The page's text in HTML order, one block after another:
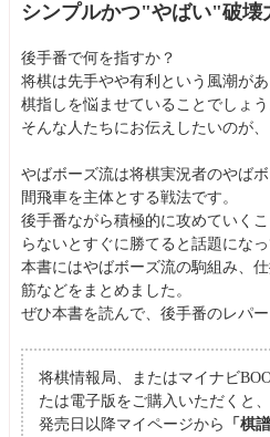
シンプルかつ"やばい"破壊
後手番で何を指すか？
将棋は先手やや有利という風潮が
棋指しを悩ませていることでしょう
そんな人たちにお伝えしたいのが
やばボーズ流は将棋実況者のやば
間飛車を主体とする戦法です。
後手番ながら積極的に攻めていく
らないとすぐに勝てると話題になっ
本書にはやばボーズ流の駒組み、
筋などをまとめました。
ぜひ本書を読んで、後手番のレパ
将棋情報局、またはマイナビ
たは電子版をご購入いただくと、
発売日以降マイページから
「棋